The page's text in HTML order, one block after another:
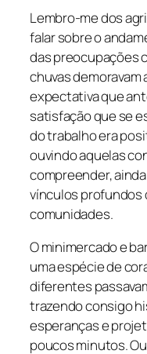
Lembro-me dos
falar sobre o
das preocupações
chuvas demoravam
expectativa que
satisfação que se
do trabalho era
ouvindo aquelas
compreender,
vínculos profundos
comunidades.
O minimercado e
uma espécie de
diferentes
trazendo consigo
esperanças e
poucos minutos.